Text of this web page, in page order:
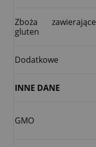
Zboża zawierające
gluten
Dodatkowe
INNE DANE
GMO